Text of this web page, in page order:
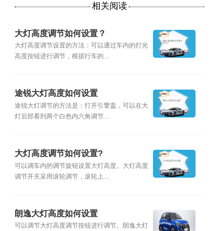
相关阅读
大灯高度调节如何设置？
大灯高度调节设置的方法：可以通过车内的灯光
高度按钮进行调节，根据行车的...
途锐大灯高度如何设置
途锐大灯调节的方法是：打开引擎盖，可以在大
灯后部看到两个白色内六角调节...
大灯高度调节如何设置?
可以调车内的调节旋钮设置大灯高度。大灯高度
调节开关采用滚轮调节，滚轮上...
朗逸大灯高度如何设置
可以调节大灯高度调节按钮进行调节。朗逸大灯